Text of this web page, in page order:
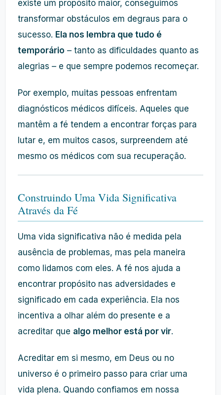
existe um propósito maior, conseguimos
transformar obstáculos em degraus para o
sucesso. Ela nos lembra que tudo é
temporário – tanto as dificuldades quanto as
alegrias – e que sempre podemos recomeçar.
Por exemplo, muitas pessoas enfrentam
diagnósticos médicos difíceis. Aqueles que
mantêm a fé tendem a encontrar forças para
lutar e, em muitos casos, surpreendem até
mesmo os médicos com sua recuperação.
Construindo Uma Vida Significativa
Através da Fé
Uma vida significativa não é medida pela
ausência de problemas, mas pela maneira
como lidamos com eles. A fé nos ajuda a
encontrar propósito nas adversidades e
significado em cada experiência. Ela nos
incentiva a olhar além do presente e a
acreditar que algo melhor está por vir.
Acreditar em si mesmo, em Deus ou no
universo é o primeiro passo para criar uma
vida plena. Quando confiamos em nossa